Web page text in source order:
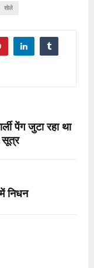
शोले
पेंग जुटा रहा था
सूत्र
निधन